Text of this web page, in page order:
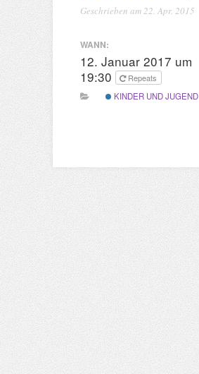
Geschrieben am 22. Apr. 2015
WANN:
12. Januar 2017 um
19:30
Repeats
KINDER UND JUGEND